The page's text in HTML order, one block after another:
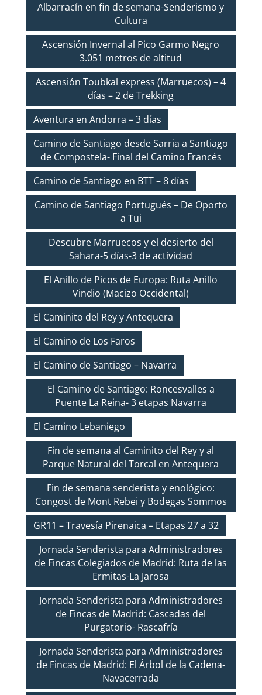
Albarracín en fin de semana-Senderismo y
Cultura
Ascensión Invernal al Pico Garmo Negro
3.051 metros de altitud
Ascensión Toubkal express (Marruecos) – 4
días – 2 de Trekking
Aventura en Andorra – 3 días
Camino de Santiago desde Sarria a Santiago
de Compostela- Final del Camino Francés
Camino de Santiago en BTT – 8 días
Camino de Santiago Portugués – De Oporto
a Tui
Descubre Marruecos y el desierto del
Sahara-5 días-3 de actividad
El Anillo de Picos de Europa: Ruta Anillo
Vindio (Macizo Occidental)
El Caminito del Rey y Antequera
El Camino de Los Faros
El Camino de Santiago – Navarra
El Camino de Santiago: Roncesvalles a
Puente La Reina- 3 etapas Navarra
El Camino Lebaniego
Fin de semana al Caminito del Rey y al
Parque Natural del Torcal en Antequera
Fin de semana senderista y enológico:
Congost de Mont Rebei y Bodegas Sommos
GR11 – Travesía Pirenaica – Etapas 27 a 32
Jornada Senderista para Administradores
de Fincas Colegiados de Madrid: Ruta de las
Ermitas-La Jarosa
Jornada Senderista para Administradores
de Fincas de Madrid: Cascadas del
Purgatorio- Rascafría
Jornada Senderista para Administradores
de Fincas de Madrid: El Árbol de la Cadena-
Navacerrada